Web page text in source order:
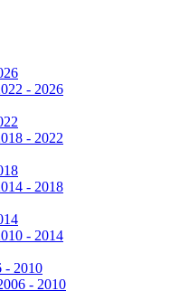
- 2026
- 2022
- 2018
- 2014
- 2010
- 2010